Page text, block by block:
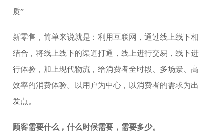
质”
新零售，简单来说就是：利用互联网，通过线上线下相
结合，将线上线下的渠道打通，线上进行交易，线下进
行体验，加上现代物流，给消费者全时段、多场景、高
效率的消费体验。以用户为中心，以消费者的需求为出
发点。
顾客需要什么，什么时候需要，需要多少。